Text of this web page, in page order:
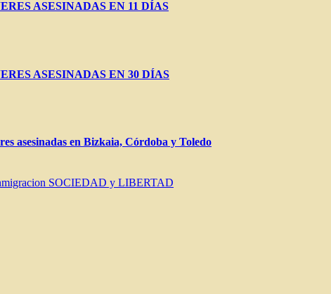
ASESINADAS EN 11 DÍAS
ASESINADAS EN 30 DÍAS
asesinadas en Bizkaia, Córdoba y Toledo
SOCIEDAD y LIBERTAD